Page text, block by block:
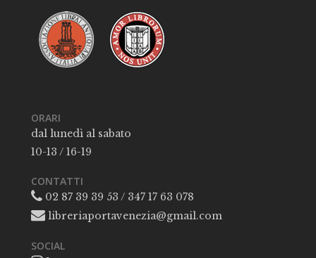
ORARI
dal lunedì al sabato
10-13 / 16-19
CONTATTI
02 87 39 39 53 / 347 17 63 078
libreriaportavenezia@gmail.com
SOCIAL